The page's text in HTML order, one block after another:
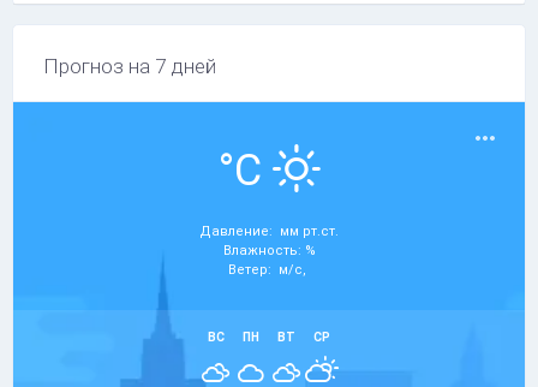
Прогноз на 7 дней
°C
Давление: мм рт.ст.
Влажность: %
Ветер: м/с,
ВС ПН ВТ СР